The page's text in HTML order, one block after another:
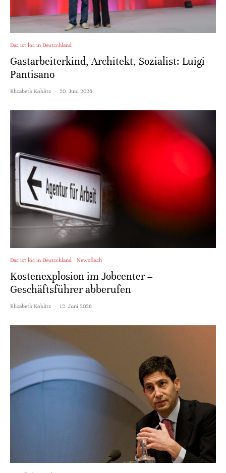
Das ist los in Deutschland
Gastarbeiterkind, Architekt, Sozialist: Luigi
Pantisano
Elisabeth Koblitz · 20. Juni 2026
Das ist los in Deutschland Newsflash
Kostenexplosion im Jobcenter –
Geschäftsführer abberufen
Elisabeth Koblitz · 12. Juni 2026